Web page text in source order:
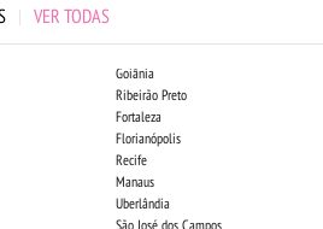
| VER TODAS
Goiânia
Ribeirão Preto
Fortaleza
Florianópolis
Recife
Manaus
Uberlândia
São José dos Campos